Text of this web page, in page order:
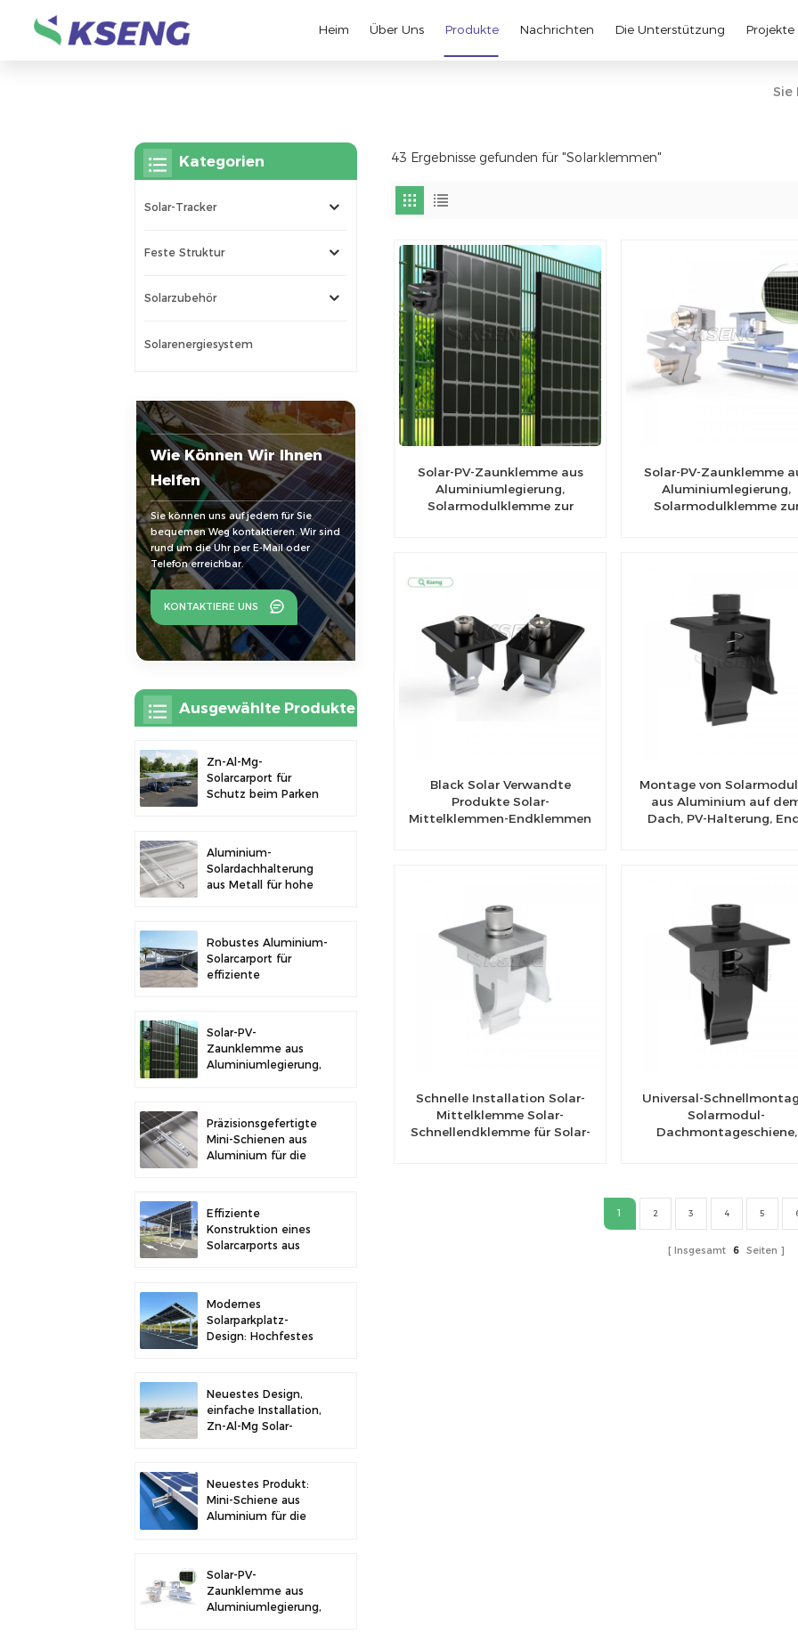
Heim Über Uns Produkte Nachrichten Die Unterstützung Projekte
Sie
43 Ergebnisse gefunden für "Solarklemmen"
Solar-PV-Zaunklemme aus
Aluminiumlegierung,
Solarmodulklemme zur
Solar-PV-Zaunklemme
Aluminiumlegierung,
Solarmodulklemme
Black Solar Verwandte
Produkte Solar-
Mittelklemmen-Endklemmen
Montage von
aus Aluminium auf
Dach, PV-Halterung,
Schnelle Installation Solar-
Mittelklemme Solar-
Schnellendklemme für Solar-
Universal-
Solarmodul-
Dachmontageschiene,
1 2 3 4 5
Insgesamt 6 Seiten
Kategorien
Solar-Tracker
Feste Struktur
Solarzubehör
Solarenergiesystem
Wie Können Wir Ihnen
Helfen
Sie können uns auf jedem für Sie
bequemen Weg kontaktieren. Wir sind
rund um die Uhr per E-Mail oder
Telefon erreichbar.
KONTAKTIERE UNS
Ausgewählte Produkte
Zn-Al-Mg-
Solarcarport für
Schutz beim Parken
Aluminium-
Solardachhalterung
aus Metall für hohe
Robustes Aluminium-
Solarcarport für
effiziente
Solar-PV-
Zaunklemme aus
Aluminiumlegierung,
Präzisionsgefertigte
Mini-Schienen aus
Aluminium für die
Effiziente
Konstruktion eines
Solarcarports aus
Modernes
Solarparkplatz-
Design: Hochfestes
Neuestes Design,
einfache Installation,
Zn-Al-Mg Solar-
Neuestes Produkt:
Mini-Schiene aus
Aluminium für die
Solar-PV-
Zaunklemme aus
Aluminiumlegierung,